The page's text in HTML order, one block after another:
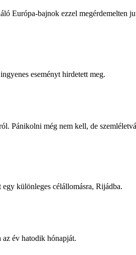
Európa-bajnok ezzel megérdemelten
eseményt hirdetett meg.
Pánikolni még nem kell, de
különleges célállomásra, Rijádba.
év hatodik hónapját.